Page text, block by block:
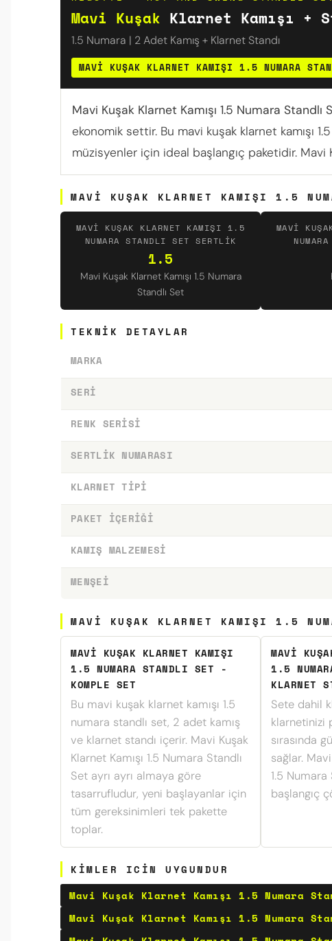
Mavi Kuşak Klarnet Kamışı +
1.5 Numara | 2 Adet Kamış + Klarnet Standı
MAVI KUŞAK KLARNET KAMIŞI 1.5 NUMARA
Mavi Kuşak Klarnet Kamışı 1.5 Numara Standlı
ekonomik settir. Bu mavi kuşak klarnet kamışı
müzisyenler için ideal başlangıç paketidir. Mavi
MAVI KUŞAK KLARNET KAMIŞI 1.5
MAVI KUŞAK KLARNET KAMIŞI 1.5
NUMARA STANDLI SET SERTLIK
1.5
Mavi Kuşak Klarnet Kamışı 1.5 Numara
Standlı Set
MAVI
TEKNIK DETAYLAR
MARKA
SERI
RENK SERISI
SERTLIK NUMARASI
KLARNET TIPI
PAKET İÇERIĞI
KAMIŞ MALZEMESI
MENŞEI
MAVI KUŞAK KLARNET KAMIŞI 1.5
MAVI KUŞAK KLARNET KAMIŞI
1.5 NUMARA STANDLI SET -
KOMPLE SET
Bu mavi kuşak klarnet kamışı 1.5
numara standlı set, 2 adet kamış
ve klarnet standı içerir. Mavi Kuşak
Klarnet Kamışı 1.5 Numara Standlı
Set ayrı ayrı almaya göre
tasarrufludur, yeni başlayanlar için
tüm gereksinimleri tek pakette
toplar.
MAVI
1.5
KLARNET
Sete dahil
klarnetinizi
sırasında
sağlar.
1.5
başlangıç
KIMLER ICIN UYGUNDUR
Mavi Kuşak Klarnet Kamışı 1.5 Numara
Mavi Kuşak Klarnet Kamışı 1.5 Numara